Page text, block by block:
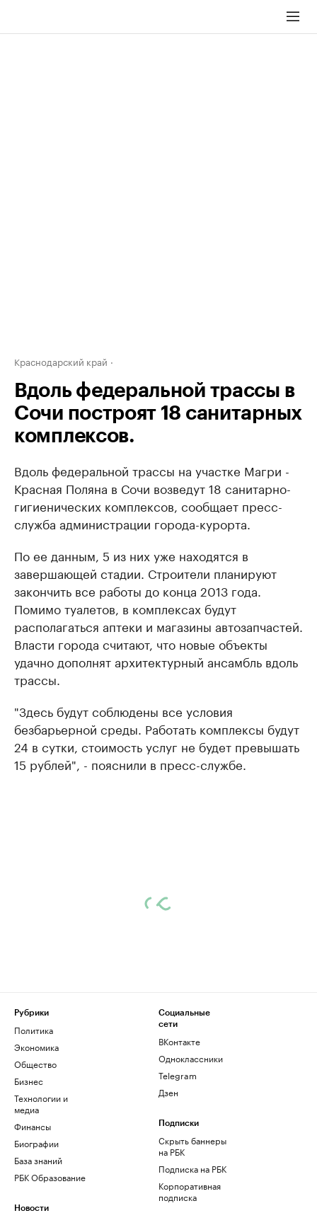
Краснодарский край
Вдоль федеральной трассы в
Сочи построят 18 санитарных
комплексов.
Вдоль федеральной трассы на участке Магри -
Красная Поляна в Сочи возведут 18 санитарно-
гигиенических комплексов, сообщает пресс-
служба администрации города-курорта.
По ее данным, 5 из них уже находятся в
завершающей стадии. Строители планируют
закончить все работы до конца 2013 года.
Помимо туалетов, в комплексах будут
располагаться аптеки и магазины автозапчастей.
Власти города считают, что новые объекты
удачно дополнят архитектурный ансамбль вдоль
трассы.
"Здесь будут соблюдены все условия
безбарьерной среды. Работать комплексы будут
24 в сутки, стоимость услуг не будет превышать
15 рублей", - пояснили в пресс-службе.
Рубрики
Политика
Экономика
Общество
Бизнес
Технологии и
медиа
Финансы
Биографии
База знаний
РБК Образование
Новости
Социальные
сети
ВКонтакте
Одноклассники
Telegram
Дзен
Подписки
Скрыть баннеры
на РБК
Подписка на РБК
Корпоративная
подписка